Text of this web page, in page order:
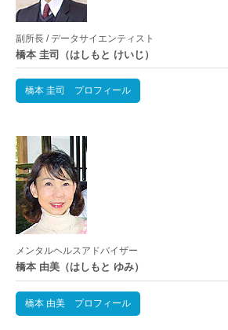
副所長 / データサイエンティスト
橋本 圭司（はしもと けいじ）
橋本 圭司 プロフィール
メンタルヘルスアドバイザー
橋本 由美（はしもと ゆみ）
橋本 由美 プロフィール